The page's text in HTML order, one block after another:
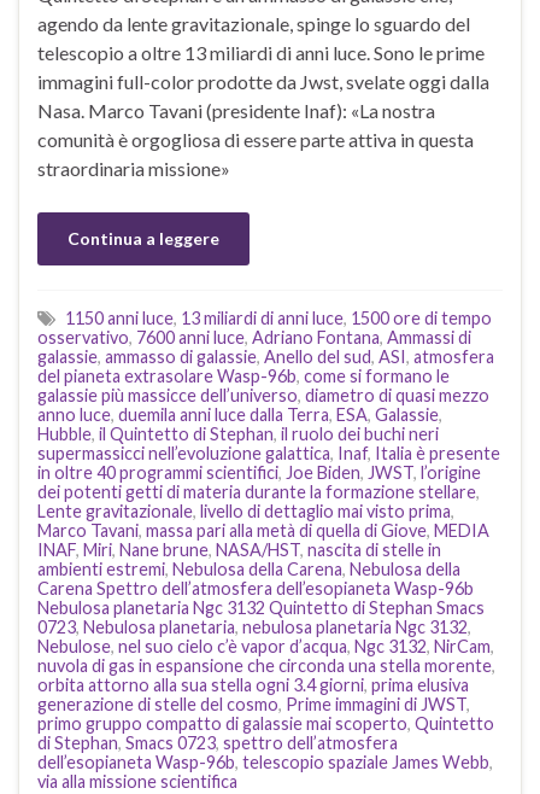
agendo da lente gravitazionale, spinge lo sguardo del
telescopio a oltre 13 miliardi di anni luce. Sono le prime
immagini full-color prodotte da Jwst, svelate oggi dalla
Nasa. Marco Tavani (presidente Inaf): «La nostra
comunità è orgogliosa di essere parte attiva in questa
straordinaria missione»
Continua a leggere
1150 anni luce, 13 miliardi di anni luce, 1500 ore di tempo
osservativo, 7600 anni luce, Adriano Fontana, Ammassi di
galassie, ammasso di galassie, Anello del sud, ASI, atmosfera
del pianeta extrasolare Wasp-96b, come si formano le
galassie più massicce dell’universo, diametro di quasi mezzo
anno luce, duemila anni luce dalla Terra, ESA, Galassie,
Hubble, il Quintetto di Stephan, il ruolo dei buchi neri
supermassicci nell’evoluzione galattica, Inaf, Italia è presente
in oltre 40 programmi scientifici, Joe Biden, JWST, l’origine
dei potenti getti di materia durante la formazione stellare,
Lente gravitazionale, livello di dettaglio mai visto prima,
Marco Tavani, massa pari alla metà di quella di Giove, MEDIA
INAF, Miri, Nane brune, NASA/HST, nascita di stelle in
ambienti estremi, Nebulosa della Carena, Nebulosa della
Carena Spettro dell’atmosfera dell’esopianeta Wasp-96b
Nebulosa planetaria Ngc 3132 Quintetto di Stephan Smacs
0723, Nebulosa planetaria, nebulosa planetaria Ngc 3132,
Nebulose, nel suo cielo c’è vapor d’acqua, Ngc 3132, NirCam,
nuvola di gas in espansione che circonda una stella morente,
orbita attorno alla sua stella ogni 3.4 giorni, prima elusiva
generazione di stelle del cosmo, Prime immagini di JWST,
primo gruppo compatto di galassie mai scoperto, Quintetto
di Stephan, Smacs 0723, spettro dell’atmosfera
dell’esopianeta Wasp-96b, telescopio spaziale James Webb,
via alla missione scientifica